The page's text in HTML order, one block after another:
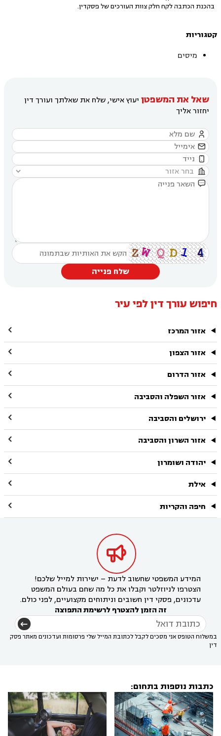
בהכנת הכתבה לקח חלק צוות העורכים של פסקדין.
קטגוריות
מיסים
שאל את המשפטן יעוץ אישי, שלח את שאלתך ועורך דין
יחזור אליך





שלח פנייה
חיפוש עורך דין לפי עיר
אזור המרכז 
אזור הצפון 
אזור הדרום 
אזור השפלה והסביבה 
ירושלים והסביבה 
אזור השרון והסביבה 
יהודה ושומרון 
אילת 
חיפה והקריות 

המידע המשפטי שחשוב לדעת – ישירות למייל שלכם!
הצטרפו לניוזלטר וקבלו את כל מה שחם בעולם המשפט
עדכונים, פסקי דין חשובים וניתוחים מקצועיים, לפני כולם.
זה הזמן להצטרף לרשימת התפוצה
במשלוח הטופס אני מסכים לקבל לכתובת המייל שלי פרסומות ועדכונים מאתר פסק
דין
כתבות נוספות בתחום: